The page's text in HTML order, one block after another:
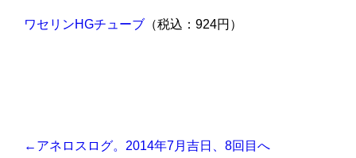
ワセリンHGチューブ （税込：924円）
←アネロスログ。2014年7月吉日、8回目へ